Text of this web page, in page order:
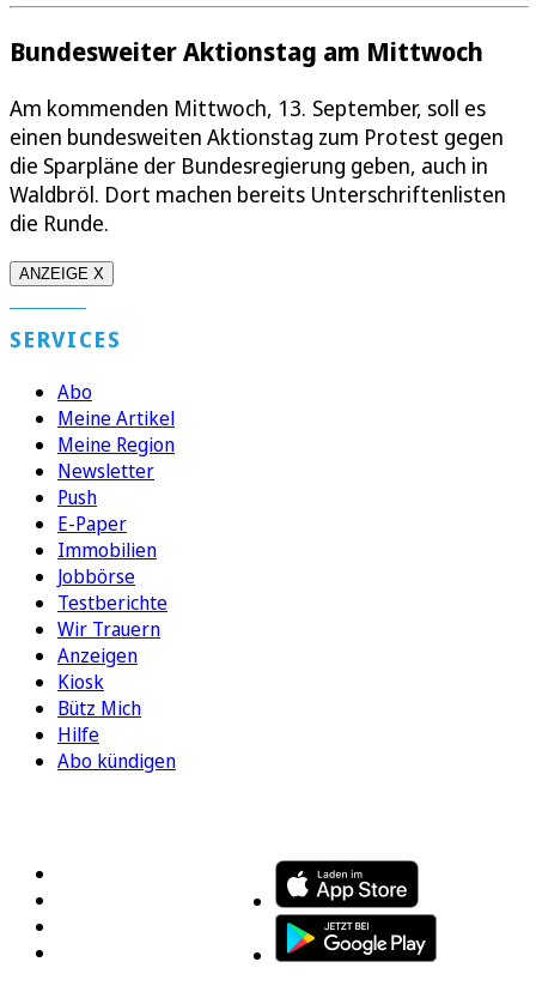
Bundesweiter Aktionstag am Mittwoch
Am kommenden Mittwoch, 13. September, soll es
einen bundesweiten Aktionstag zum Protest gegen
die Sparpläne der Bundesregierung geben, auch in
Waldbröl. Dort machen bereits Unterschriftenlisten
die Runde.
ANZEIGE X
SERVICES
Abo
Meine Artikel
Meine Region
Newsletter
Push
E-Paper
Immobilien
Jobbörse
Testberichte
Wir Trauern
Anzeigen
Kiosk
Bütz Mich
Hilfe
Abo kündigen